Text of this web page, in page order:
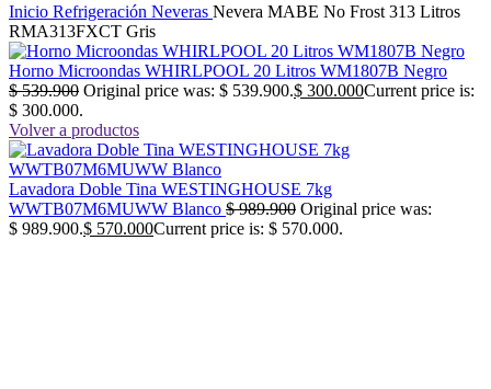
Inicio Refrigeración Neveras Nevera MABE No Frost 313 Litros
RMA313FXCT Gris
Horno Microondas WHIRLPOOL 20 Litros WM1807B Negro
$539.900 Original price was: $ 539.900.$ 300.000Current price is:
$ 300.000.
Volver a productos
Lavadora Doble Tina WESTINGHOUSE 7kg
WWTB07M6MUWW Blanco $989.900 Original price was:
$ 989.900.$ 570.000Current price is: $ 570.000.